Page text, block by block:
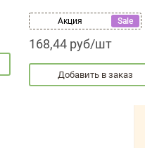
Акция Sale
168,44 руб/шт
Добавить в заказ